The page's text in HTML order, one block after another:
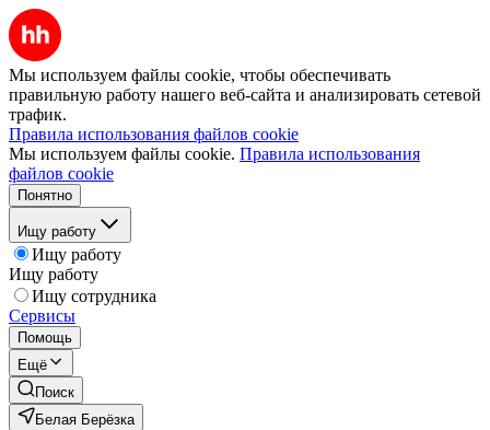
Мы используем файлы cookie, чтобы обеспечивать
правильную работу нашего веб-сайта и анализировать сетевой
трафик.
Правила использования файлов cookie
Мы используем файлы cookie. Правила использования
файлов cookie
Понятно
Ищу работу
Ищу работу
Ищу работу
Ищу сотрудника
Сервисы
Помощь
Ещё
Поиск
Белая Берёзка